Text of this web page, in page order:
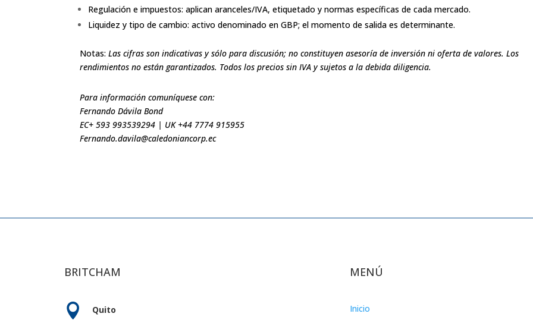
Regulación e impuestos: aplican aranceles/IVA, etiquetado y normas específicas de cada mercado.
Liquidez y tipo de cambio: activo denominado en GBP; el momento de salida es determinante.
Notas:Las cifras son indicativas y sólo para discusión; no constituyen asesoría deinversión ni oferta de valores. Los
rendimientos no están garantizados. Todos los preciossin IVA y sujetos a la debida diligencia.
Para información comuníquese con:
Fernando Dávila Bond
EC+ 593 993539294 | UK +44 7774 915955
Fernando.davila@caledoniancorp.ec
BRITCHAM
 Quito
MENÚ
Inicio